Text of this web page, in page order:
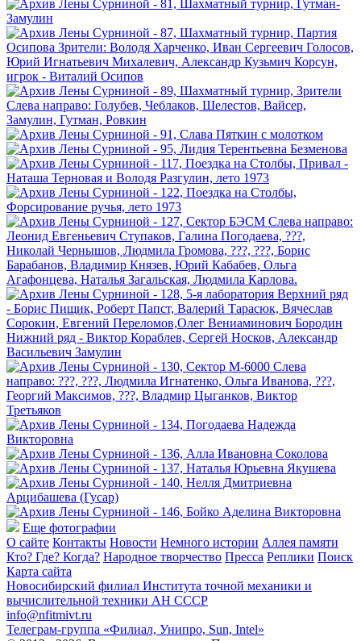
Еще фотографии
О сайте Контакты Новости Немного истории Аллея памяти
Кто? Где? Когда? Народное творчество Пресса Реплики Поиск
Карта сайта
Новосибирский филиал Института точной механики и
вычислительной техники АН СССР
info@nfitmivt.ru
Телеграм-группа «Филиал, Унипро, Sun, Intel»